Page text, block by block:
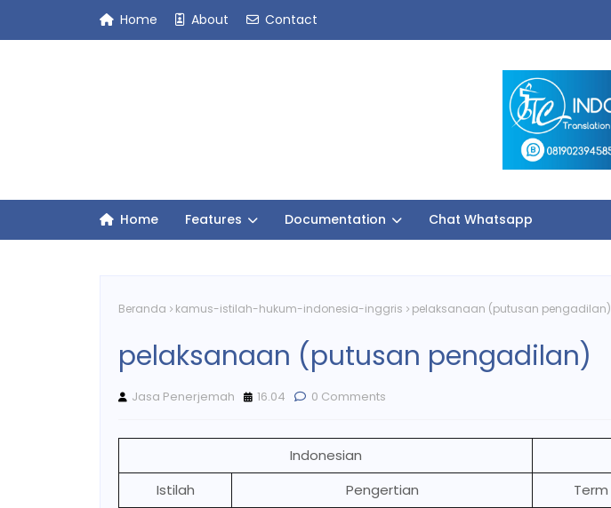
Home About Contact
Home Features Documentation Chat Whatsapp
Beranda kamus-istilah-hukum-indonesia-inggris pelaksanaan (putusan pengadilan)
pelaksanaan (putusan pengadilan)
Jasa Penerjemah 16.04 0 Comments
Indonesian
Istilah
Pengertian Term